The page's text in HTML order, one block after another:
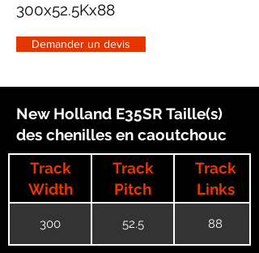
300x52.5Kx88
Demander un devis
New Holland E35SR Taille(s)
des chenilles en caoutchouc
Track
Width
Track
Pitch
Track
Links
300 52.5 88